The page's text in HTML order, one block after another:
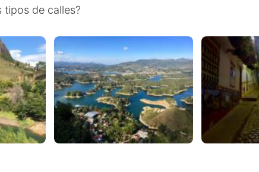
tipos de calles?